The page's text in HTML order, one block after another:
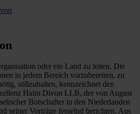
oder ein Land zu leiten. Die
in jedem Bereich vorzubereiten, zu
stillzuhalten, kennzeichnet den
Haim Divon LLB, der von August
Botschafter in den Niederlanden
seiner Vorträge fesselnd berichten. Aus